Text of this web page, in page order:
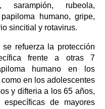
sarampión, rubeola,
humano, gripe,
sincitial y rotavirus.
refuerza la protección
frente a otras 7
humano en los
en los adolescentes
y difteria a los 65 años,
específicas de mayores